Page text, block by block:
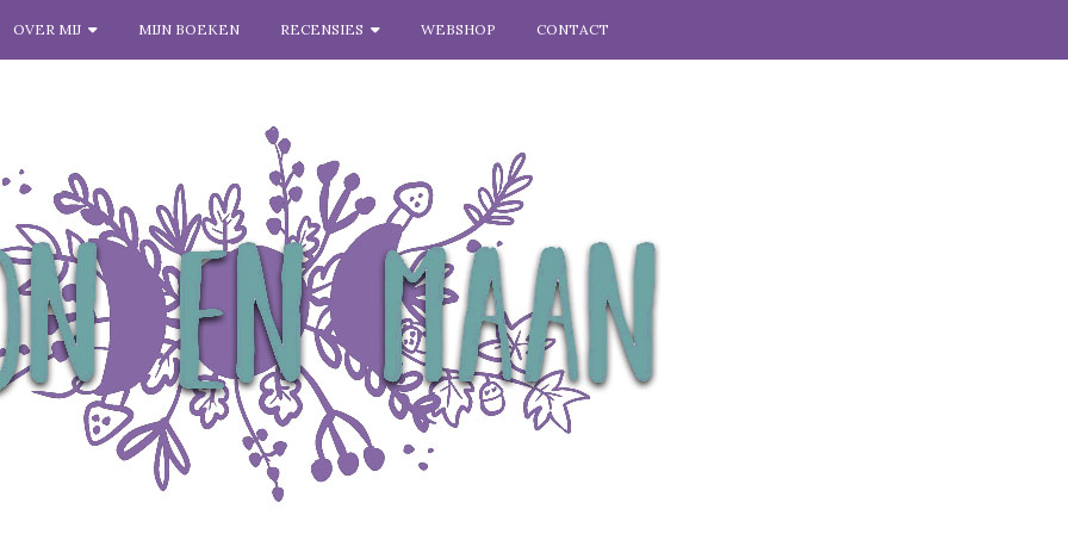
OVER MIJ MIJN BOEKEN RECENSIES WEBSHOP CONTACT